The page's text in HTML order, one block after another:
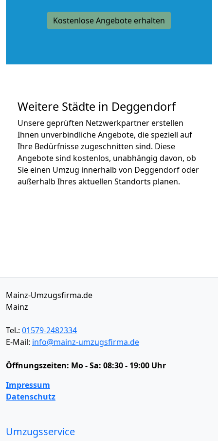
Kostenlose Angebote erhalten
Weitere Städte in Deggendorf
Unsere geprüften Netzwerkpartner erstellen
Ihnen unverbindliche Angebote, die speziell auf
Ihre Bedürfnisse zugeschnitten sind. Diese
Angebote sind kostenlos, unabhängig davon, ob
Sie einen Umzug innerhalb von Deggendorf oder
außerhalb Ihres aktuellen Standorts planen.
Mainz-Umzugsfirma.de
Mainz
Tel.: 01579-2482334
E-Mail: info@mainz-umzugsfirma.de
Öffnungszeiten: Mo - Sa: 08:30 - 19:00 Uhr
Impressum
Datenschutz
Umzugsservice